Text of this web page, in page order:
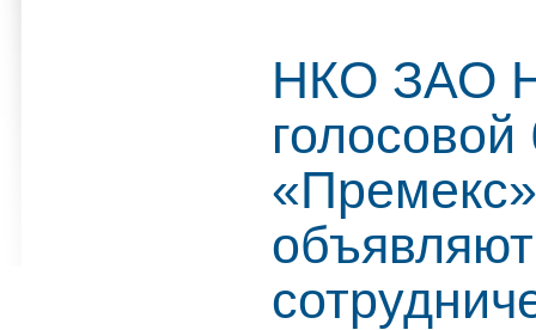
НКО ЗАО
голосовой
«Премекс»